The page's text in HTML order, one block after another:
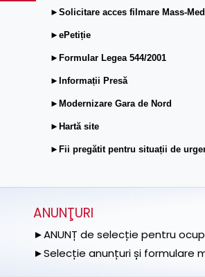
►Solicitare acces filmare Mass-
►ePetiție
►Formular Legea 544/2001
►Informații Presă
►Modernizare Gara de Nord
►Hartă site
►Fii pregătit pentru situații de
ANUNŢURI
►ANUNȚ de selecție pentru
►Selecție anunțuri și formulare